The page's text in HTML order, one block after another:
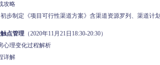
攻略
步制定《项目可行性渠道方案》含渠道资源罗列、渠道计划
点管理 （2020年11月21日18:30-20:30）
心理变化过程解析
详解